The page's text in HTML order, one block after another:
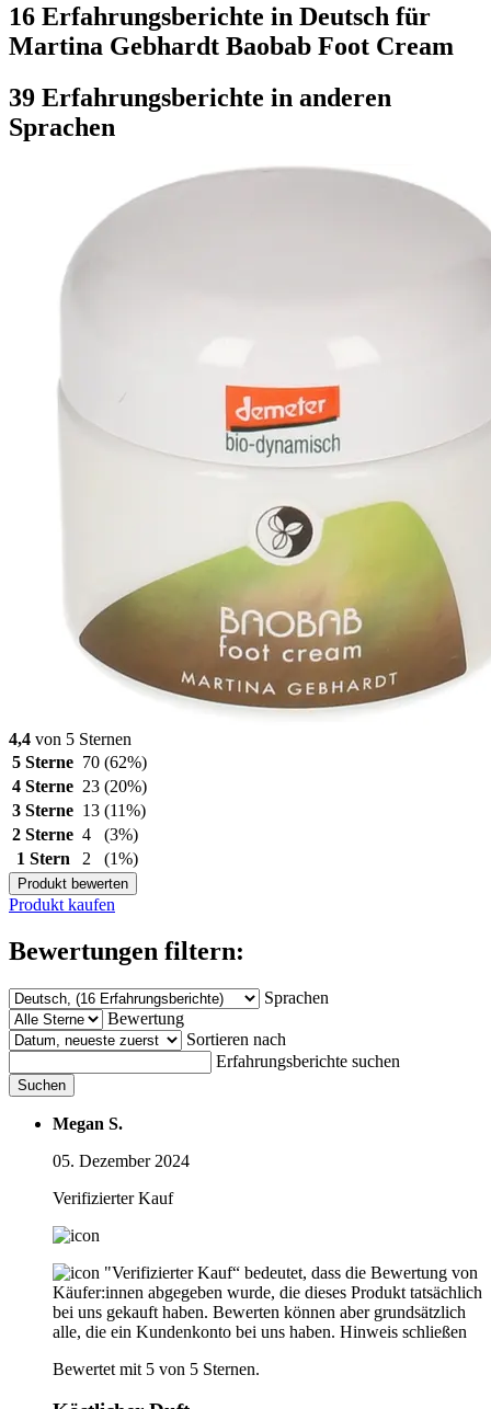
16 Erfahrungsberichte in Deutsch für
Martina Gebhardt Baobab Foot Cream
39 Erfahrungsberichte in anderen
Sprachen
4,4 von 5 Sternen
5 Sterne 70 (62%)
4 Sterne 23 (20%)
3 Sterne 13 (11%)
2 Sterne 4
(3%)
1 Stern
2 (1%)
Produkt bewerten
Produkt kaufen
Bewertungen filtern:
Sprachen
Bewertung
Sortieren nach
Erfahrungsberichte suchen
Suchen
Megan S.
05. Dezember 2024
Verifizierter Kauf
"Verifizierter Kauf“ bedeutet, dass die Bewertung von
Käufer:innen abgegeben wurde, die dieses Produkt tatsächlich
bei uns gekauft haben. Bewerten können aber grundsätzlich
alle, die ein Kundenkonto bei uns haben. Hinweis schließen
Bewertet mit 5 von 5 Sternen.